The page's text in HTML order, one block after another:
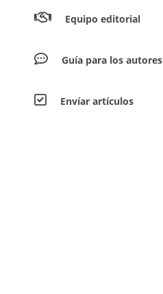
Equipo editorial
Guía para los autores
Envíar artículos